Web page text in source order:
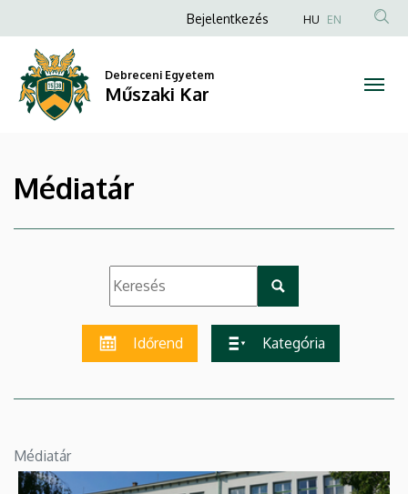
Műszaki
Kar
a
tartalomra
Anonim
fiók
menüje
Bejelentkezés HU EN
Debreceni Egyetem
Műszaki Kar
Médiatár
Időrend Kategória
Médiatár